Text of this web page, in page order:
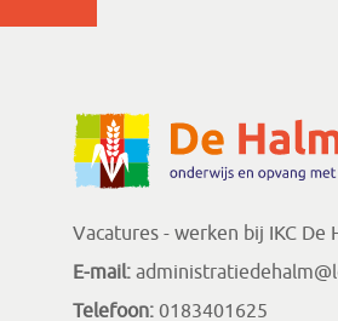
Vacatures - werken bij IKC De
E-mail:
Telefoon: 0183401625